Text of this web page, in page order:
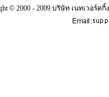
© 2000 - 2009 บริษัท เนทเวอร์ค